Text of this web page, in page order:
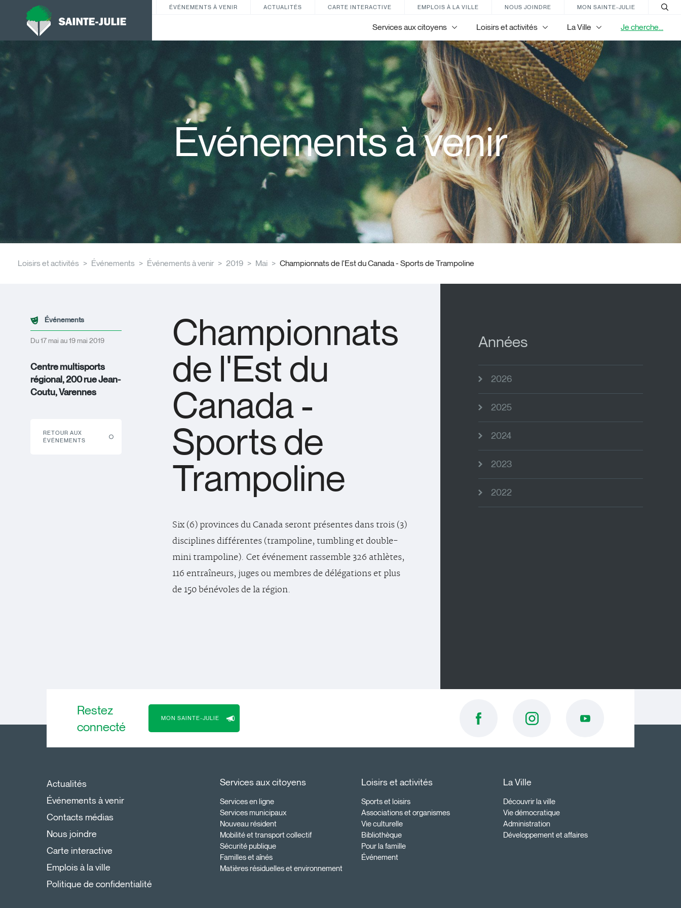
ÉVÉNEMENTS À VENIR ACTUALITÉS CARTE INTERACTIVE EMPLOIS À LA VILLE NOUS JOINDRE MON SAINTE-JULIE
Services aux citoyens Loisirs et activités La Ville Je cherche...
Événements à venir
Loisirs et activités Événements Événements à venir 2019 Mai Championnats de l'Est du Canada - Sports de Trampoline
Événements
Du 17 mai au 19 mai 2019
Centre multisports
régional, 200 rue Jean-
Coutu, Varennes
RETOUR AUX
ÉVÉNEMENTS
Championnats
de l'Est du
Canada -
Sports de
Trampoline
Six (6) provinces du Canada seront présentes dans trois (3)
disciplines différentes (trampoline, tumbling et double-
mini trampoline). Cet événement rassemble 326 athlètes,
116 entraîneurs, juges ou membres de délégations et plus
de 150 bénévoles de la région.
Années
2026
2025
2024
2023
2022
Restez
connecté
MON SAINTE-JULIE
Actualités
Événements à venir
Contacts médias
Nous joindre
Carte interactive
Emplois à la ville
Politique de confidentialité
Services aux citoyens
Services en ligne
Services municipaux
Nouveau résident
Mobilité et transport collectif
Sécurité publique
Familles et aînés
Matières résiduelles et environnement
Loisirs et activités
Sports et loisirs
Associations et organismes
Vie culturelle
Bibliothèque
Pour la famille
Événement
La Ville
Découvrir la ville
Vie démocratique
Administration
Développement et affaires